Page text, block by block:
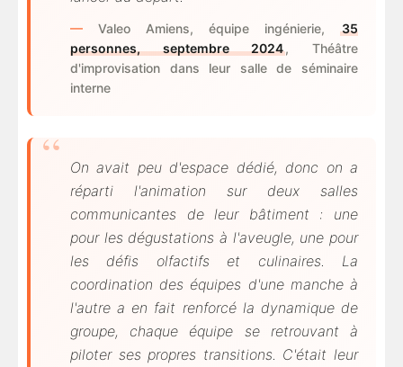
Valeo Amiens, équipe ingénierie,
35
personnes, septembre 2024, Théâtre
d'improvisation dans leur salle de séminaire
interne
On avait peu d'espace dédié, donc on a
réparti l'animation sur deux salles
communicantes de leur bâtiment : une
pour les dégustations à l'aveugle, une pour
les défis olfactifs et culinaires. La
coordination des équipes d'une manche à
l'autre a en fait renforcé la dynamique de
groupe, chaque équipe se retrouvant à
piloter ses propres transitions. C'était leur